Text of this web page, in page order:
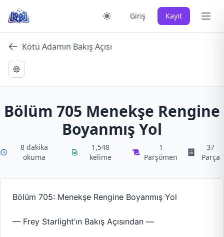
content
Giriş Kayıt Ana
Kötü Adamın Bakış Açısı
Bölüm 705 Menekşe Rengine
Boyanmış Yol
8 dakika
okuma
1,548
kelime
1
Parşömen
37
Parça
Bölüm 705: Menekşe Rengine Boyanmış Yol
— Frey Starlight’ın Bakış Açısından —